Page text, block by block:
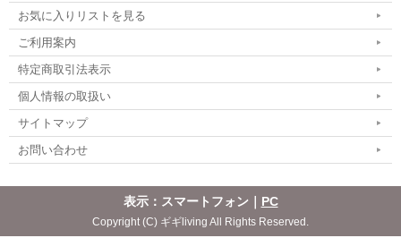
お気に入りリストを見る
ご利用案内
特定商取引法表示
個人情報の取扱い
サイトマップ
お問い合わせ
表示：スマートフォン｜ PC
Copyright (C) ギギliving All Rights Reserved.